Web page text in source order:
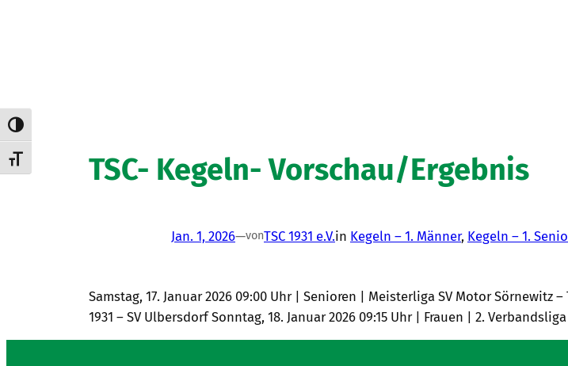
Umschalten auf hohe Kontraste
Schrift vergrößernTSC- Kegeln- Vorschau/Ergebnis
Jan. 1, 2026—vonTSC 1931 e.V.in Kegeln – 1. Männer, Kegeln – 1.
Samstag, 17. Januar 2026 09:00 Uhr | Senioren | Meisterliga SV Motor Sörnewitz
1931 – SV Ulbersdorf Sonntag, 18. Januar 2026 09:15 Uhr | Frauen | 2.